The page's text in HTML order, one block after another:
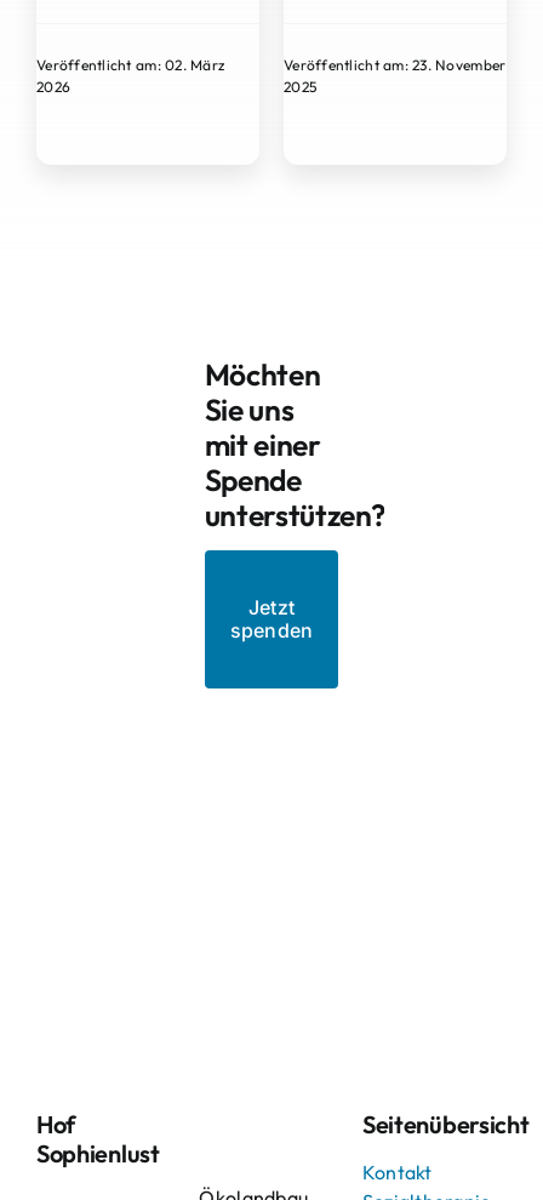
Veröffentlicht am: 02. März
2026
Veröffentlicht am: 23. November
2025
Möchten
Sie uns
mit einer
Spende
unterstützen?
Jetzt
spenden
Hof
Sophienlust
Seitenübersicht
Kontakt